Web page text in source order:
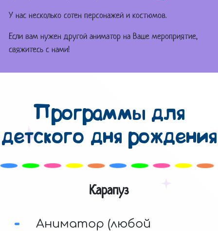
У нас несколько сотен персонажей и костюмов.
Если вам нужен другой аниматор на Ваше мероприятие,
свяжитесь с нами!
Программы для
детского дня рождения
Карапуз
Аниматор (любой